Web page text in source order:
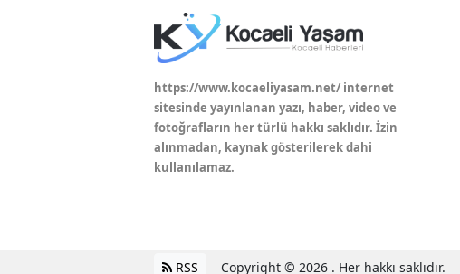
https://www.kocaeliyasam.net/ internet
sitesinde yayınlanan yazı, haber, video ve
fotoğrafların her türlü hakkı saklıdır. İzin
alınmadan, kaynak gösterilerek dahi
kullanılamaz.
RSS Copyright © 2026 . Her hakkı saklıdır.